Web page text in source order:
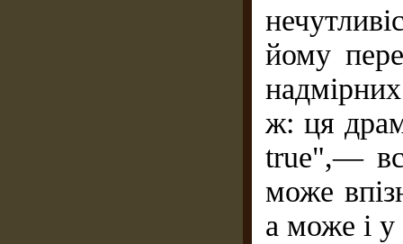
йому
ж: ця
true",—
може
а може і у